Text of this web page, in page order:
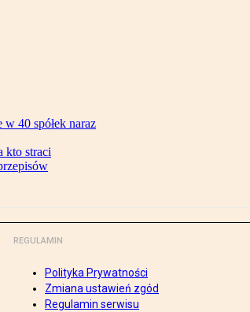
40 spółek naraz
kto straci
REGULAMIN
Polityka Prywatności
Zmiana ustawień zgód
Regulamin serwisu